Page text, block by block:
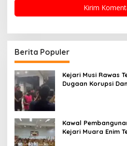
Berita Populer
Kejari Musi Rawas
Dugaan Korupsi
Kawal
Kejari Muara Enim